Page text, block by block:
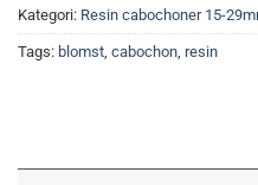
Kategori: Resin cabochoner 15-
Tags: blomst cabochon resin